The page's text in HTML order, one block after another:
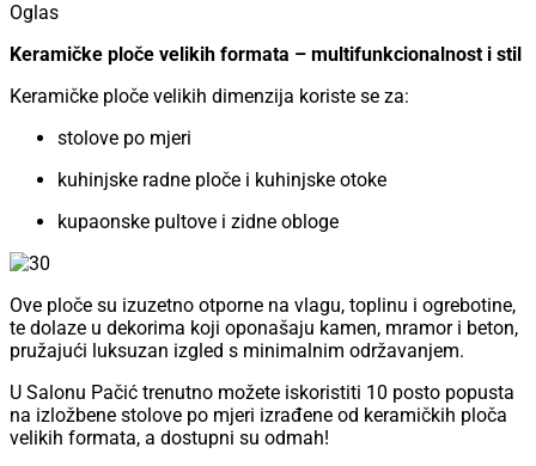
Oglas
Keramičke ploče velikih formata – multifunkcionalnost i stil
Keramičke ploče velikih dimenzija koriste se za:
stolove po mjeri
kuhinjske radne ploče i kuhinjske otoke
kupaonske pultove i zidne obloge
Ove ploče su izuzetno otporne na vlagu, toplinu i ogrebotine,
te dolaze u dekorima koji oponašaju kamen, mramor i beton,
pružajući luksuzan izgled s minimalnim održavanjem.
U Salonu Pačić trenutno možete iskoristiti 10 posto popusta
na izložbene stolove po mjeri izrađene od keramičkih ploča
velikih formata, a dostupni su odmah!